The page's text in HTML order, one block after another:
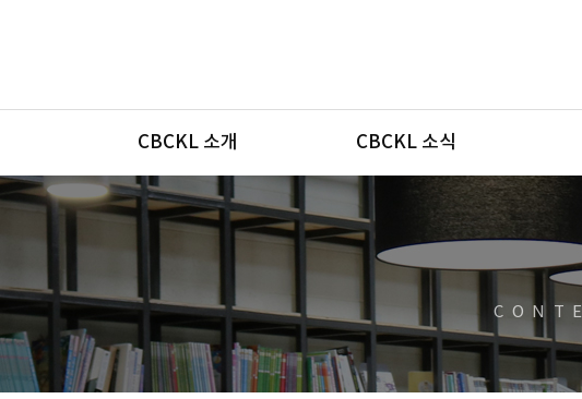
메뉴
CBCKL 소개 CBCKL 소식